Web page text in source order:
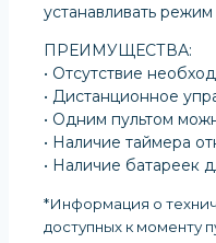
устанавливать
ПРЕИМУЩЕСТВА:
• Отсутствие
• Дистанционное
• Одним пультом
• Наличие таймера
• Наличие батареек
*Информация о
доступных к моменту